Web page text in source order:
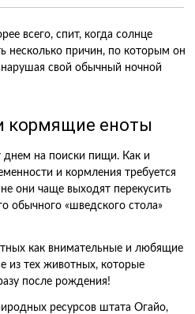
всего, спит, когда солнце
несколько причин, по которым он
свой обычный ночной
кормящие еноты
днем на поиски пищи. Как и
и кормления требуется
они чаще выходят перекусить
обычного «шведского стола»
как внимательные и любящие
из тех животных, которые
после рождения!
ресурсов штата Огайо,